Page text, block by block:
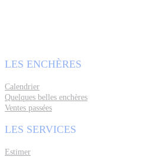
LES ENCHÈRES
Calendrier
Quelques belles enchères
Ventes passées
LES SERVICES
Estimer